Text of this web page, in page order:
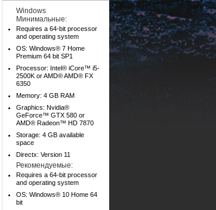
Windows
Минимальные:
Requires a 64-bit processor
and operating system
OS: Windows® 7 Home
Premium 64 bit SP1
Processor: Intel® iCore™ i5-
2500K or AMD® AMD® FX
6350
Memory: 4 GB RAM
Graphics: Nvidia®
GeForce™ GTX 580 or
AMD® Radeon™ HD 7870
Storage: 4 GB available
space
Directx: Version 11
Рекомендуемые:
Requires a 64-bit processor
and operating system
OS: Windows® 10 Home 64
bit